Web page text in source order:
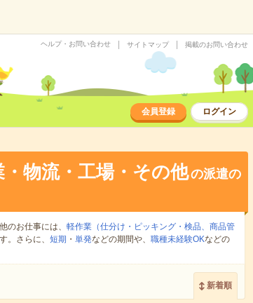
ヘルプ・お問い合わせ サイトマップ 掲載のお問い合わせ
会員登録 ログイン
・物流・工場・その他の派遣の
のお仕事には、 軽作業（仕分け・ピッキング・検品、商品管
。さらに、 短期 ・ 単発などの期間や、 職種未経験OKなどの
新着順